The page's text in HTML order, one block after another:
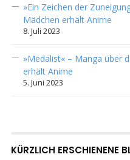
»Ein Zeichen der
Mädchen erhält Anime
8. Juli 2023
»Medalist« – Manga über
erhält Anime
5. Juni 2023
KÜRZLICH ERSCHIENENE